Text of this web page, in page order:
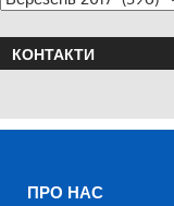
КОНТАКТИ
ПРО НАС